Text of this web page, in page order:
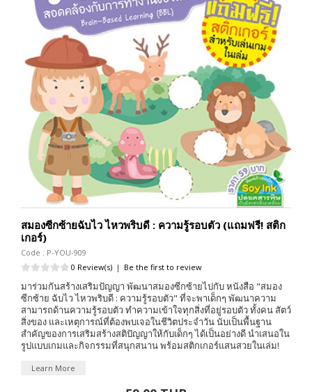
สมองซีกซ้ายฉับไว ไหวพริบดี : ความรู้รอบตัว (แถมฟรี! สติก
เกอร์)
Code : P-YOU-909
0 Review(s) | Be the first to review
มาร่วมกันสร้างเสริมปัญญา พัฒนาสมองซีกซ้ายไปกับ หนังสือ "สมอง
ซีกซ้าย ฉับไว ไหวพริบดี : ความรู้รอบตัว" ที่จะพาเด็กๆ พัฒนาความ
สามารถด้านความรู้รอบตัว ทำความเข้าใจทุกสิ่งที่อยู่รอบตัว ทั้งคน สัตว์
สิ่งของ และเหตุการณ์ที่ต้องพบเจอในชีวิตประจำวัน นับเป็นพื้นฐาน
สำคัญของการเสริมสร้างสติปัญญาให้กับเด็กๆ ได้เป็นอย่างดี นำเสนอใน
รูปแบบเกมและกิจกรรมที่สนุกสนาน พร้อมสติกเกอร์แสนสวยในเล่ม!
Learn More